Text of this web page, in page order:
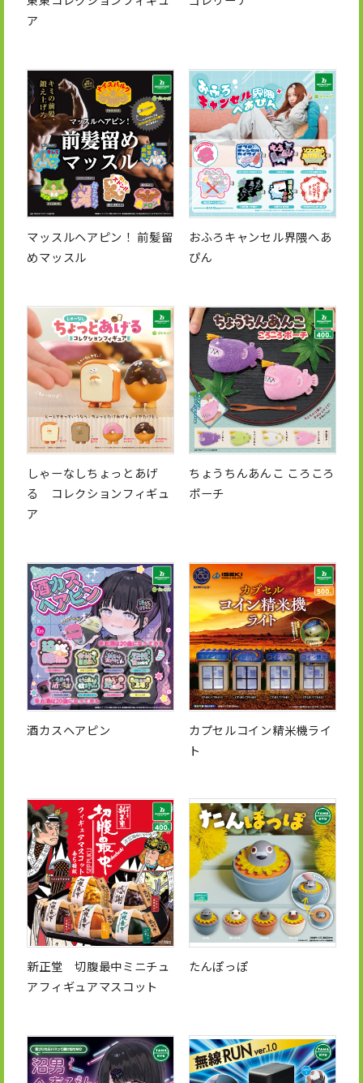
ア
マッスルヘアピン！ 前髪留
めマッスル
おふろキャンセル界隈へあ
ぴん
しゃーなしちょっとあげ
る コレクションフィギュ
ア
ちょうちんあんこ ころころ
ポーチ
酒カスヘアピン
カプセルコイン精米機ライ
ト
新正堂 切腹最中ミニチュ
アフィギュアマスコット
たんぽっぽ